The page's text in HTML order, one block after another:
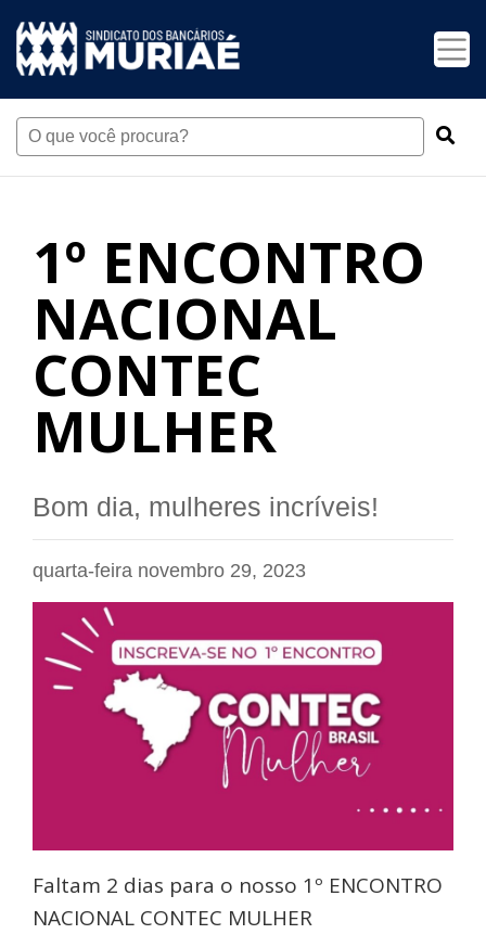
1º ENCONTRO
NACIONAL
CONTEC
MULHER
Bom dia, mulheres incríveis!
quarta-feira novembro 29, 2023
Faltam 2 dias para o nosso 1º ENCONTRO
NACIONAL CONTEC MULHER